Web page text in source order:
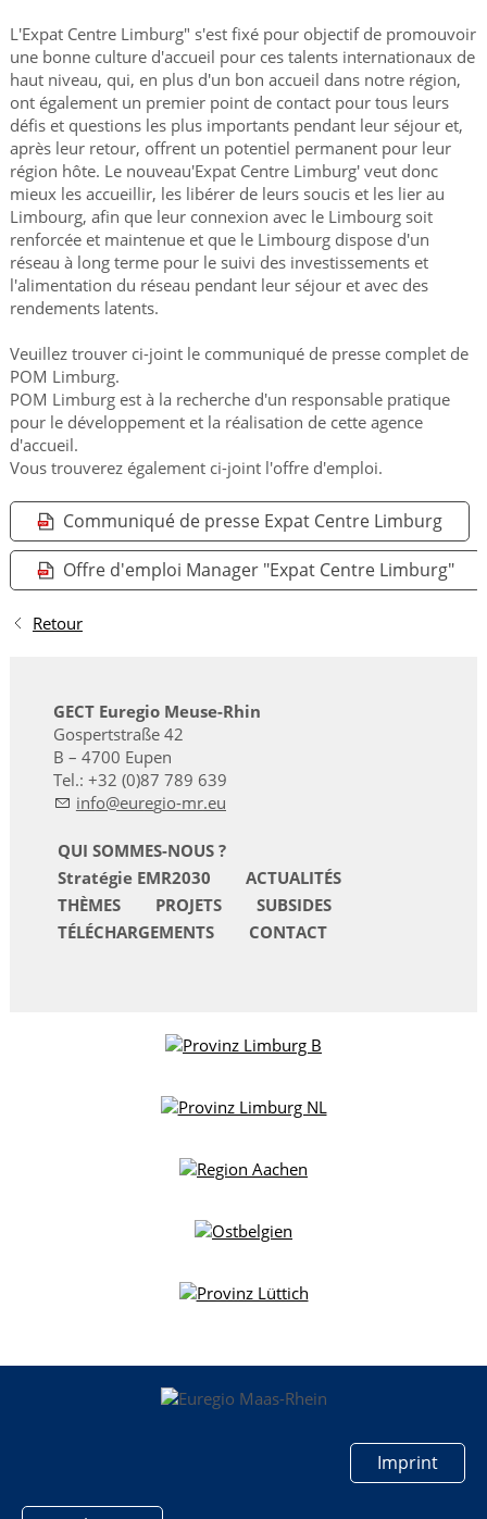
L'Expat Centre Limburg" s'est fixé pour objectif de promouvoir
une bonne culture d'accueil pour ces talents internationaux de
haut niveau, qui, en plus d'un bon accueil dans notre région,
ont également un premier point de contact pour tous leurs
défis et questions les plus importants pendant leur séjour et,
après leur retour, offrent un potentiel permanent pour leur
région hôte. Le nouveau'Expat Centre Limburg' veut donc
mieux les accueillir, les libérer de leurs soucis et les lier au
Limbourg, afin que leur connexion avec le Limbourg soit
renforcée et maintenue et que le Limbourg dispose d'un
réseau à long terme pour le suivi des investissements et
l'alimentation du réseau pendant leur séjour et avec des
rendements latents.
Veuillez trouver ci-joint le communiqué de presse complet de
POM Limburg.
POM Limburg est à la recherche d'un responsable pratique
pour le développement et la réalisation de cette agence
d'accueil.
Vous trouverez également ci-joint l'offre d'emploi.
Communiqué de presse Expat Centre Limburg
Offre d'emploi Manager "Expat Centre Limburg"
Retour
GECT Euregio Meuse-Rhin
Gospertstraße 42
B – 4700 Eupen
Tel.: +32 (0)87 789 639
nf
r g -mr
QUI SOMMES-NOUS ?
Stratégie EMR2030
ACTUALITÉS
THÈMES
PROJETS
SUBSIDES
TÉLÉCHARGEMENTS
CONTACT
Imprint